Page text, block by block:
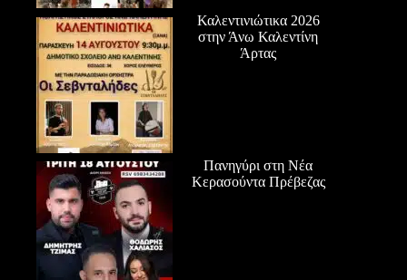
Καλεντινιώτικα 2026
στην Άνω Καλεντίνη
Άρτας
Πανηγύρι στη Νέα
Κερασούντα Πρέβεζας